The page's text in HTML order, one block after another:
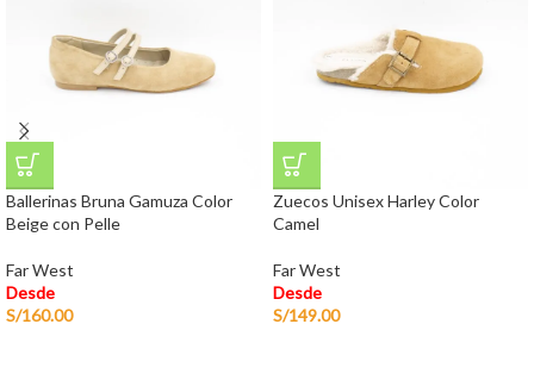
Ballerinas Bruna Gamuza Color
Beige con Pelle
Far West
Desde
S/160.00
Zuecos Unisex Harley Color
Camel
Far West
Desde
S/149.00